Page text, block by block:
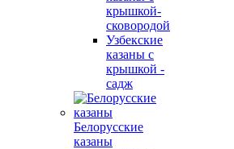
крышкой-
сковородой
Узбекские
казаны с
крышкой -
садж
Белорусские
казаны